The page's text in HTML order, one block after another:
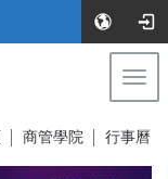
商管學院 行事曆